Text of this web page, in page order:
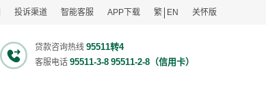
投诉渠道 智能客服 APP下载 繁 EN 关怀版
贷款咨询热线 95511转4
客服电话 95511-3-8 95511-2-8（信用卡）